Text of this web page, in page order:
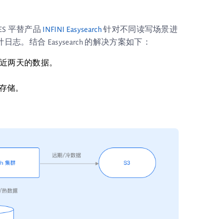
平替产品 INFINI Easysearch针对不同读写场景进
志。结合 Easysearch 的解决方案如下：
两天的数据。
储。